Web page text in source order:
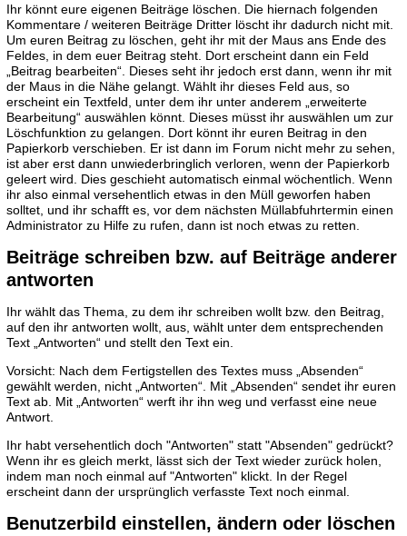
Ihr könnt eure eigenen Beiträge löschen. Die hiernach folgenden
Kommentare / weiteren Beiträge Dritter löscht ihr dadurch nicht mit.
Um euren Beitrag zu löschen, geht ihr mit der Maus ans Ende des
Feldes, in dem euer Beitrag steht. Dort erscheint dann ein Feld
„Beitrag bearbeiten“. Dieses seht ihr jedoch erst dann, wenn ihr mit
der Maus in die Nähe gelangt. Wählt ihr dieses Feld aus, so
erscheint ein Textfeld, unter dem ihr unter anderem „erweiterte
Bearbeitung“ auswählen könnt. Dieses müsst ihr auswählen um zur
Löschfunktion zu gelangen. Dort könnt ihr euren Beitrag in den
Papierkorb verschieben. Er ist dann im Forum nicht mehr zu sehen,
ist aber erst dann unwiederbringlich verloren, wenn der Papierkorb
geleert wird. Dies geschieht automatisch einmal wöchentlich. Wenn
ihr also einmal versehentlich etwas in den Müll geworfen haben
solltet, und ihr schafft es, vor dem nächsten Müllabfuhrtermin einen
Administrator zu Hilfe zu rufen, dann ist noch etwas zu retten.
Beiträge schreiben bzw. auf Beiträge anderer
antworten
Ihr wählt das Thema, zu dem ihr schreiben wollt bzw. den Beitrag,
auf den ihr antworten wollt, aus, wählt unter dem entsprechenden
Text „Antworten“ und stellt den Text ein.
Vorsicht: Nach dem Fertigstellen des Textes muss „Absenden“
gewählt werden, nicht „Antworten“. Mit „Absenden“ sendet ihr euren
Text ab. Mit „Antworten“ werft ihr ihn weg und verfasst eine neue
Antwort.
Ihr habt versehentlich doch "Antworten" statt "Absenden" gedrückt?
Wenn ihr es gleich merkt, lässt sich der Text wieder zurück holen,
indem man noch einmal auf "Antworten" klickt. In der Regel
erscheint dann der ursprünglich verfasste Text noch einmal.
Benutzerbild einstellen, ändern oder löschen